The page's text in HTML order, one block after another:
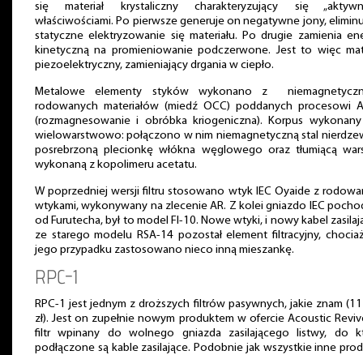
się materiał krystaliczny charakteryzujący się
właściwościami. Po pierwsze generuje on negatywne jony,
statyczne elektryzowanie się materiału. Po drugie zamienia
kinetyczną na promieniowanie podczerwone. Jest to więc
piezoelektryczny, zamieniający drgania w ciepło.
Metalowe elementy styków wykonano z
rodowanych materiałów (miedź OCC) poddanych procesowi
(rozmagnesowanie i obróbka kriogeniczna). Korpus
wielowarstwowo: połączono w nim niemagnetyczną stal
posrebrzoną plecionkę włókna węglowego oraz tłumiącą
wykonaną z kopolimeru acetatu.
W poprzedniej wersji filtru stosowano wtyk IEC Oyaide z
wtykami, wykonywany na zlecenie AR. Z kolei gniazdo IEC
od Furutecha, był to model FI-10. Nowe wtyki, i nowy kabel
ze starego modelu RSA-14 pozostał element filtracyjny,
jego przypadku zastosowano nieco inną mieszankę.
RPC-1
RPC-1 jest jednym z droższych filtrów pasywnych, jakie znam
zł). Jest on zupełnie nowym produktem w ofercie Acoustic
filtr wpinany do wolnego gniazda zasilającego listwy, do
podłączone są kable zasilające. Podobnie jak wszystkie inne